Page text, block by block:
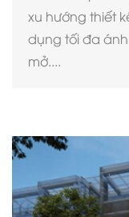
xu hướng thiết
dụng tối đa
mở....